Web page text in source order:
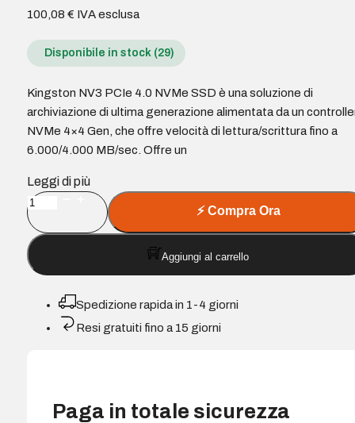
100,08 € IVA esclusa
Disponibile in stock (29)
Kingston NV3 PCIe 4.0 NVMe SSD è una soluzione di
archiviazione di ultima generazione alimentata da un
NVMe 4×4 Gen, che offre velocità di lettura/scrittura fino a
6.000/4.000 MB/sec. Offre un
Leggi di più
Kingston
NV3
Disco
rigido
SSD
500
NVMe
⚡Compra Ora
Aggiungi al carrello
Spedizione rapida in 1-4 giorni
Resi gratuiti fino a 15 giorni
Paga in totale sicurezza